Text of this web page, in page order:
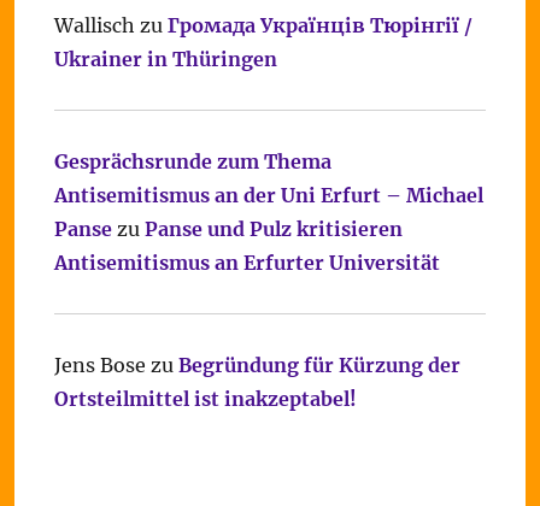
Wallisch zu Громада Українців Тюрінгії /
Ukrainer in Thüringen
Gesprächsrunde zum Thema
Antisemitismus an der Uni Erfurt – Michael
Pansezu Panse und Pulz kritisieren
Antisemitismus an Erfurter Universität
Jens Bose zu Begründung für Kürzung der
Ortsteilmittel ist inakzeptabel!